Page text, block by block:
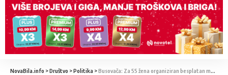
NovaBila.info >Društvo >Politika >Busovača: Za 55 žena organiziran besplatan mamografski pregled